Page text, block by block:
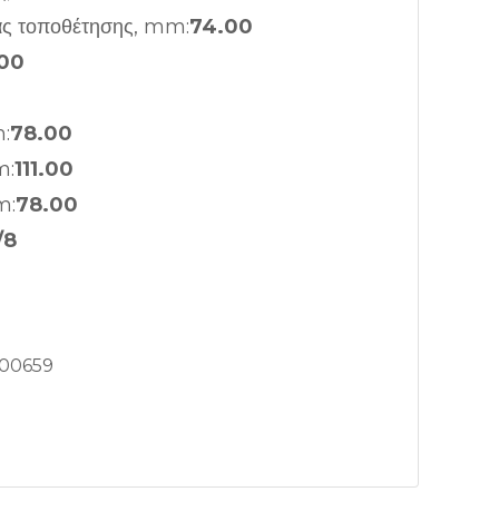
τοποθέτησης, mm:74.00
78.00
111.00
78.00